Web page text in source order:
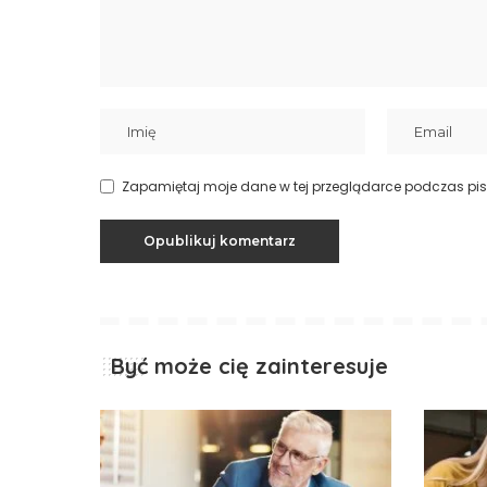
Zapamiętaj moje dane w tej przeglądarce podczas
Być może cię zainteresuje